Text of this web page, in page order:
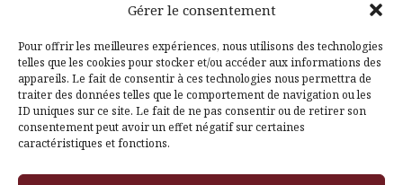
Gérer le consentement
Pour offrir les meilleures expériences, nous utilisons des technologies
telles que les cookies pour stocker et/ou accéder aux informations des
appareils. Le fait de consentir à ces technologies nous permettra de
traiter des données telles que le comportement de navigation ou les
ID uniques sur ce site. Le fait de ne pas consentir ou de retirer son
consentement peut avoir un effet négatif sur certaines
caractéristiques et fonctions.
Facebook
Pinterest